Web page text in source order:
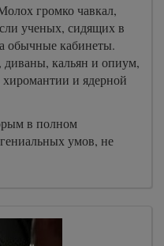
громко чавкал,
ученых, сидящих в
обычные кабинеты.
кальян и опиум,
и ядерной
в полном
гениальных умов, не